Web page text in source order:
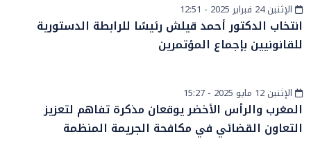
سياسة
الإثنين 24 فبراير 2025 - 12:51
انتخاب الدكتور أحمد قيلش رئيسًا للرابطة الدستورية
للقانونيين بإجماع المؤتمرين
أخبار عامةالإثنين 12 مايو 2025 - 15:27
المغرب والرأس الأخضر يوقعان مذكرة تفاهم لتعزيز
التعاون القضائي في مكافحة الجريمة المنظمة